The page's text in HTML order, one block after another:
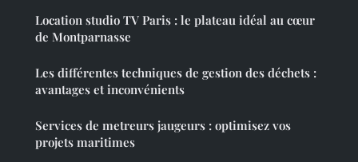
Location studio TV Paris : le plateau idéal au cœur
de Montparnasse
Les différentes techniques de gestion des déchets :
avantages et inconvénients
Services de metreurs jaugeurs : optimisez vos
projets maritimes